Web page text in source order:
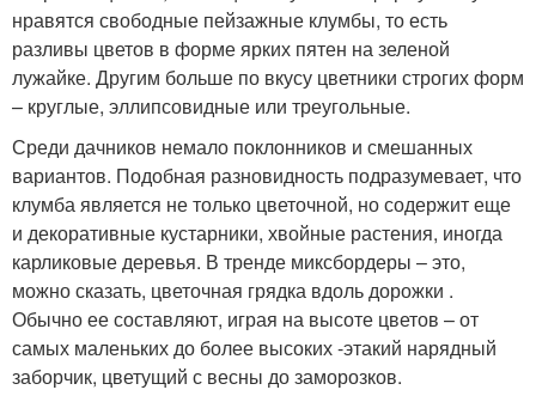
нравятся свободные пейзажные клумбы, то есть
разливы цветов в форме ярких пятен на зеленой
лужайке. Другим больше по вкусу цветники строгих форм
– круглые, эллипсовидные или треугольные.
Среди дачников немало поклонников и смешанных
вариантов. Подобная разновидность подразумевает, что
клумба является не только цветочной, но содержит еще
и декоративные кустарники, хвойные растения, иногда
карликовые деревья. В тренде миксбордеры – это,
можно сказать, цветочная грядка вдоль дорожки .
Обычно ее составляют, играя на высоте цветов – от
самых маленьких до более высоких -этакий нарядный
заборчик, цветущий с весны до заморозков.